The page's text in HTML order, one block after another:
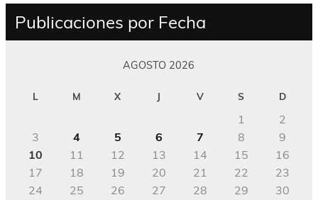
Publicaciones por Fecha
AGOSTO 2026
L M X J V S D
1
2
3
4 5 6 7 8
9
10
11 12 13 14 15
16
17
18 19 20 21 22
23
24
25 26 27 28 29
30